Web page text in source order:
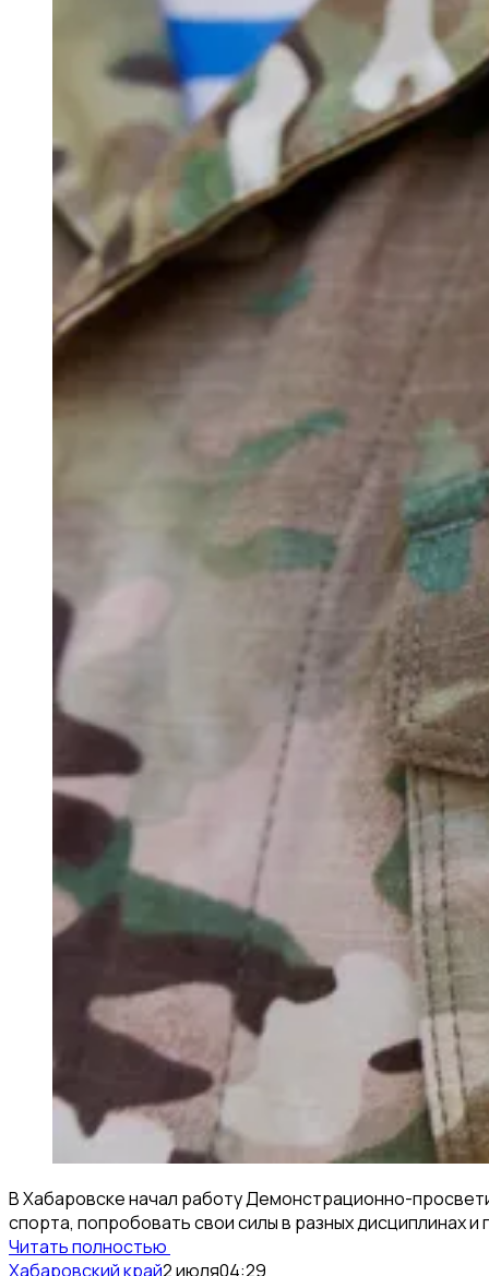
В Хабаровске начал работу Демонстрационно-
спорта, попробовать свои силы в разных дисциплинах
Читать полностью
Хабаровский край2 июля04:29